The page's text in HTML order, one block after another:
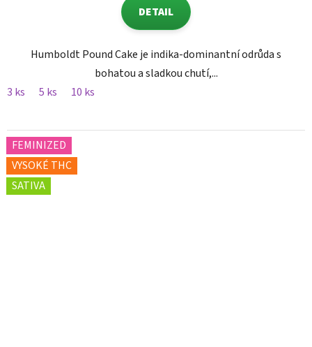
DETAIL
Humboldt Pound Cake je indika-dominantní odrůda s
bohatou a sladkou chutí,...
3 ks
5 ks 10 ks
FEMINIZED
VYSOKÉ THC
SATIVA